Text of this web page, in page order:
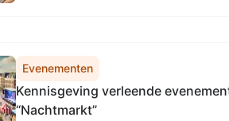
Evenementen
Kennisgeving verleende
“Nachtmarkt”